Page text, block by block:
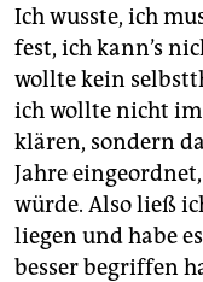
Ich wusste, ich
fest, ich kann’s
wollte kein
ich wollte nicht
klären, sondern
Jahre
würde. Also ließ
liegen und habe
besser begriffen